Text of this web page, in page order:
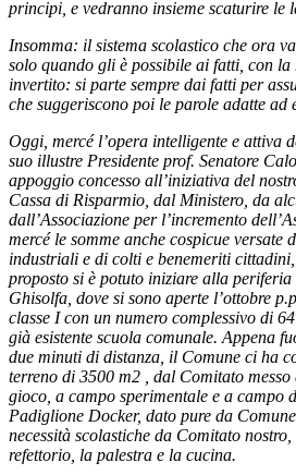
principi, e vedranno insieme scaturire
Insomma: il sistema scolastico che ora
solo quando gli è possibile ai fatti, con la
invertito: si parte sempre dai fatti per
che suggeriscono poi le parole adatte ad
Oggi, mercé l’opera intelligente e attiva
suo illustre Presidente prof. Senatore
appoggio concesso all’iniziativa del
Cassa di Risparmio, dal Ministero, da
dall’Associazione per l’incremento
mercé le somme anche cospicue versate
industriali e di colti e benemeriti cittadini,
proposto si è potuto iniziare alla
Ghisolfa, dove si sono aperte l’ottobre
classe I con un numero complessivo di
già esistente scuola comunale. Appena
due minuti di distanza, il Comune ci ha
terreno di 3500 m2 , dal Comitato
gioco, a campo sperimentale e a campo
Padiglione Docker, dato pure da
necessità scolastiche da Comitato
refettorio, la palestra e la cucina.